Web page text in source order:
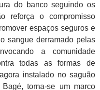
do banco seguindo os
reforça o compromisso
espaços seguros e
sangue derramado pelas
a comunidade
todas as formas de
instalado no saguão
torna-se um marco